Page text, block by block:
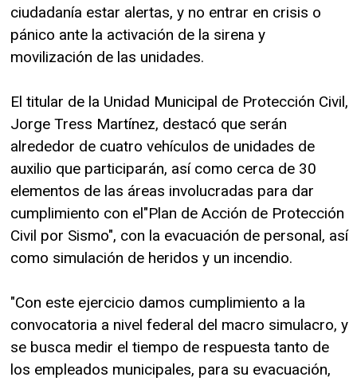
ciudadanía estar alertas, y no entrar en crisis o
pánico ante la activación de la sirena y
movilización de las unidades.
El titular de la Unidad Municipal de Protección Civil,
Jorge Tress Martínez, destacó que serán
alrededor de cuatro vehículos de unidades de
auxilio que participarán, así como cerca de 30
elementos de las áreas involucradas para dar
cumplimiento con el"Plan de Acción de Protección
Civil por Sismo", con la evacuación de personal, así
como simulación de heridos y un incendio.
"Con este ejercicio damos cumplimiento a la
convocatoria a nivel federal del macro simulacro, y
se busca medir el tiempo de respuesta tanto de
los empleados municipales, para su evacuación,